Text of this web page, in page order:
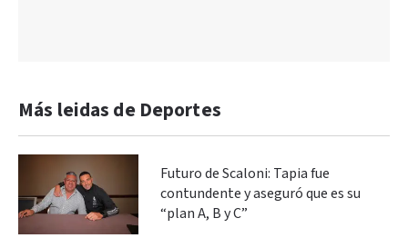
Más leidas de Deportes
Futuro de Scaloni: Tapia fue
contundente y aseguró que es su
“plan A, B y C”